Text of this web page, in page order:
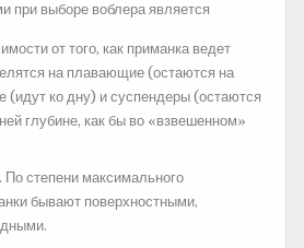
при выборе воблера является
от того, как приманка ведет
на плавающие (остаются на
(идут ко дну) и суспендеры (остаются
глубине, как бы во «взвешенном»
По степени максимального
бывают поверхностными,